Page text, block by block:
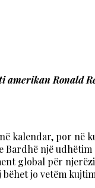
Ronald
kalendar, por në
një
global për
jo vetëm